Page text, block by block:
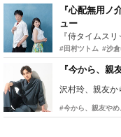
『心配無用ノ
ュー
#田村ツトム #沙
『今から、親
沢村玲、親友
#今から、親友やめ